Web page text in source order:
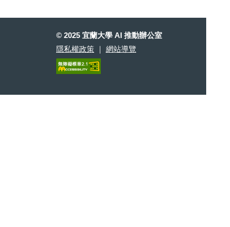
© 2025 宜蘭大學 AI 推動辦公室
隱私權政策｜ 網站導覽